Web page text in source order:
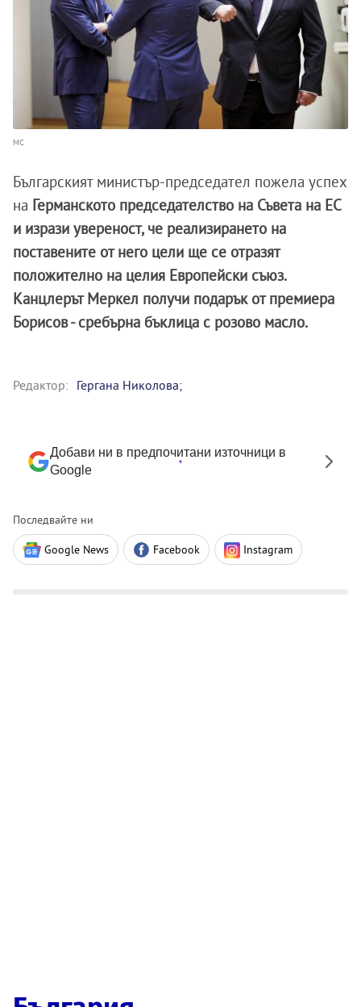
МС
Българският министър-председател пожела успех
на Германското председателство на Съвета на ЕС
и изрази увереност, че реализирането на
поставените от него цели ще се отразят
положително на целия Европейски съюз.
Канцлерът Меркел получи подарък от премиера
Борисов - сребърна бъклица с розово масло.
Редактор: Гергана Николова;
Добави ни в предпочитани източници в
Google
Последвайте ни
Google News Facebook Instagram